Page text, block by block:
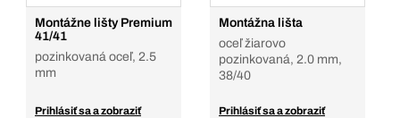
Montážne lišty Premium
41/41
pozinkovaná oceľ, 2.5
mm
Prihlásiť sa a zobraziť
Montážna lišta
oceľ žiarovo
pozinkovaná, 2.0 mm,
38/40
Prihlásiť sa a zobraziť